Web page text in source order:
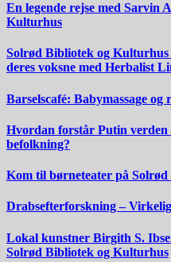
En legende rejse med Sarvin
Kulturhus
Solrød Bibliotek og
deres voksne med Herbalist
Barselscafé: Babymassage og
Hvordan forstår Putin verden
befolkning?
Kom til børneteater på
Drabsefterforskning –
Lokal kunstner Birgith S.
Solrød Bibliotek og Kulturhus